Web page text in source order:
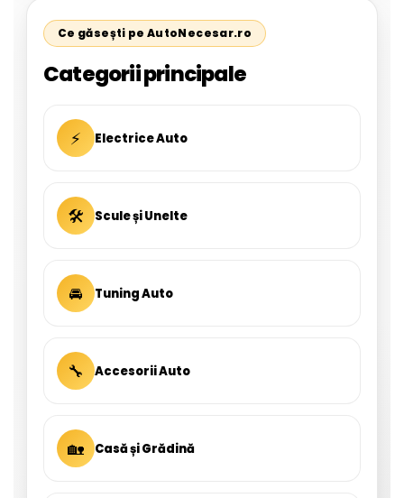
Ce găsești pe AutoNecesar.ro
Categorii principale
⚡ Electrice Auto
🛠 Scule și Unelte
🚘 Tuning Auto
🔧 Accesorii Auto
🏡 Casă și Grădină